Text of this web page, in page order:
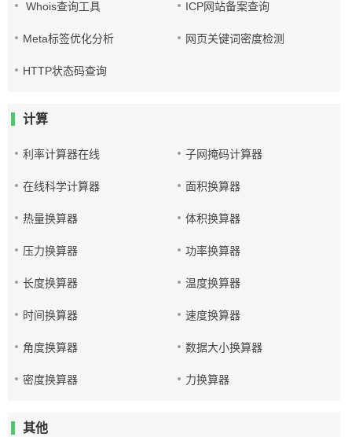
Whois查询工具 ICP网站备案查询
Meta标签优化分析 网页关键词密度检测
HTTP状态码查询
计算
利率计算器在线 子网掩码计算器
在线科学计算器 面积换算器
热量换算器 体积换算器
压力换算器 功率换算器
长度换算器 温度换算器
时间换算器 速度换算器
角度换算器 数据大小换算器
密度换算器 力换算器
其他